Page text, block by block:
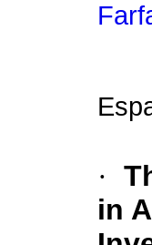
·
in